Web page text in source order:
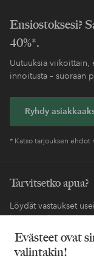
Evästeet ovat
valintakin!
Ensiostoksesi?
40%*.
Uutuuksia viikoittain,
innoitusta – suoraan
Ryhdy
* Katso tarjouksen ehdot
Tarvitsetko apua?
Löydät vastaukset
kysytyistä
meihin yhteyttä.